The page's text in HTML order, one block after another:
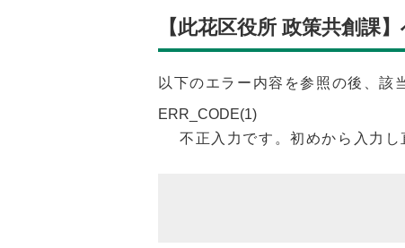
【此花区役所 政策共創課
以下のエラー内容を参照の後、該
ERR_CODE(1)
不正入力です。初めから入力し